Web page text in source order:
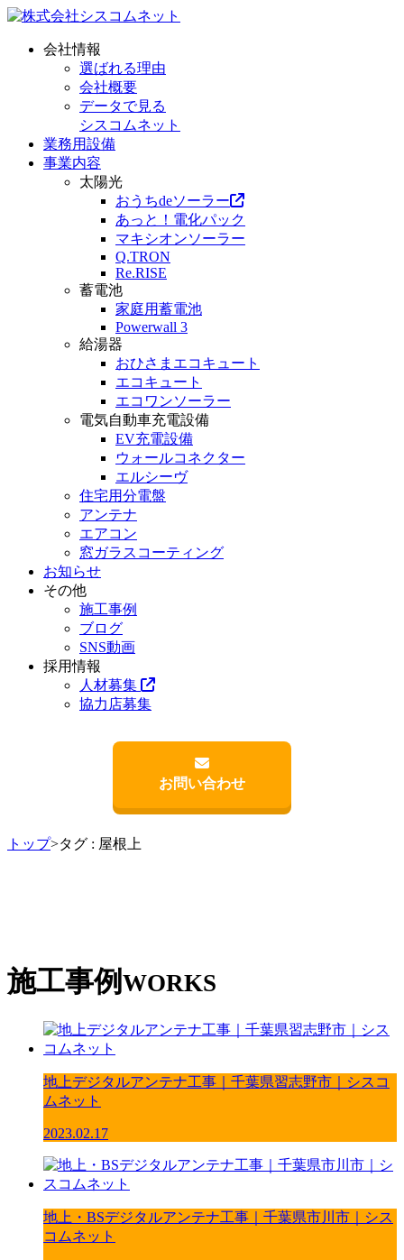
会社情報
選ばれる理由
会社概要
データで見る
シスコムネット
業務用設備
事業内容
太陽光
おうちdeソーラー
あっと！電化パック
マキシオンソーラー
Q.TRON
Re.RISE
蓄電池
家庭用蓄電池
Powerwall 3
給湯器
おひさまエコキュート
エコキュート
エコワンソーラー
電気自動車充電設備
EV充電設備
ウォールコネクター
エルシーヴ
住宅用分電盤
アンテナ
エアコン
窓ガラスコーティング
お知らせ
その他
施工事例
ブログ
SNS動画
採用情報
人材募集
協力店募集
お問い合わせ
トップ>タグ : 屋根上
施工事例 WORKS
地上デジタルアンテナ工事｜千葉県習志野市｜シスコ
ムネット
2023.02.17
地上・BSデジタルアンテナ工事｜千葉県市川市｜シス
コムネット